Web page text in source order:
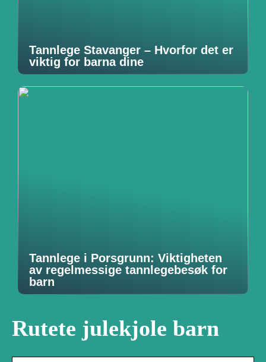
Tannlege Stavanger – Hvorfor det er
viktig for barna dine
Tannlege i Porsgrunn: Viktigheten
av regelmessige tannlegebesøk for
barn
Rutete julekjole barn